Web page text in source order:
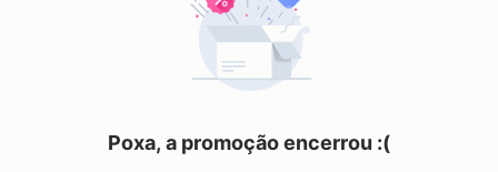
Poxa, a promoção encerrou :(